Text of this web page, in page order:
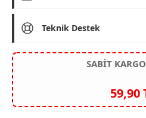
Teknik Destek
SABİT
59,90